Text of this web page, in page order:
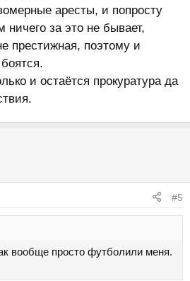
аресты, и попросту
за это не бывает,
престижная, поэтому и
и остаётся прокуратура да
#5
вообще просто футболили меня.